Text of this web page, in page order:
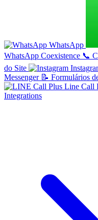
WhatsApp
WhatsApp Coexistence 📞
do Site
Messenger 📝 Formulários
Line Call
Integrations